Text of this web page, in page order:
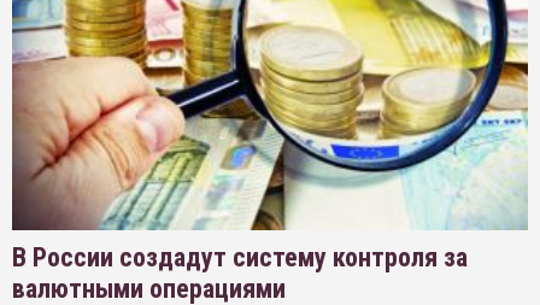
В России создадут систему контроля за
валютными операциями